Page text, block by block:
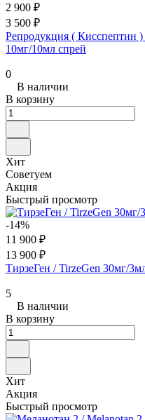
2 900 ₽
3 500 ₽
Репродукция ( Кисспептин
10мг/10мл спрей
0
В наличии
В корзину
Хит
Советуем
Акция
Быстрый просмотр
-14%
11 900 ₽
13 900 ₽
ТирзеГен / TirzeGen 30мг/
5
В наличии
В корзину
Хит
Акция
Быстрый просмотр